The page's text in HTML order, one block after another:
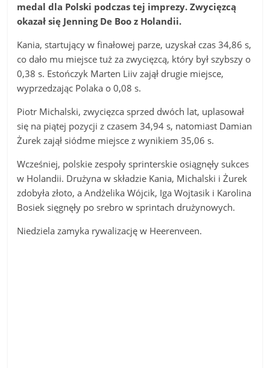
medal dla Polski podczas tej imprezy. Zwycięzcą
okazał się Jenning De Boo z Holandii.
Kania, startujący w finałowej parze, uzyskał czas 34,86 s,
co dało mu miejsce tuż za zwycięzcą, który był szybszy o
0,38 s. Estończyk Marten Liiv zajął drugie miejsce,
wyprzedzając Polaka o 0,08 s.
Piotr Michalski, zwycięzca sprzed dwóch lat, uplasował
się na piątej pozycji z czasem 34,94 s, natomiast Damian
Żurek zajął siódme miejsce z wynikiem 35,06 s.
Wcześniej, polskie zespoły sprinterskie osiągnęły sukces
w Holandii. Drużyna w składzie Kania, Michalski i Żurek
zdobyła złoto, a Andżelika Wójcik, Iga Wojtasik i Karolina
Bosiek sięgnęły po srebro w sprintach drużynowych.
Niedziela zamyka rywalizację w Heerenveen.